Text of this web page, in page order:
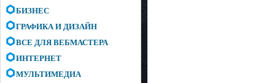
БИЗНЕС
ГРАФИКА И ДИЗАЙН
ВСЕ ДЛЯ ВЕБМАСТЕРА
ИНТЕРНЕТ
МУЛЬТИМЕДИА